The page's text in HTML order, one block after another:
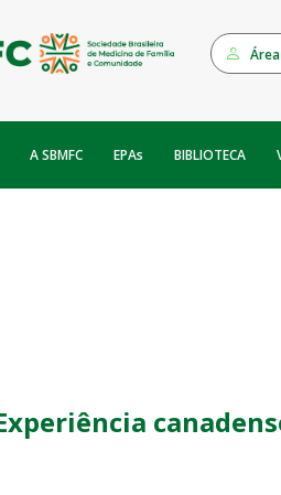
A SBMFC EPAs BIBLIOTECA